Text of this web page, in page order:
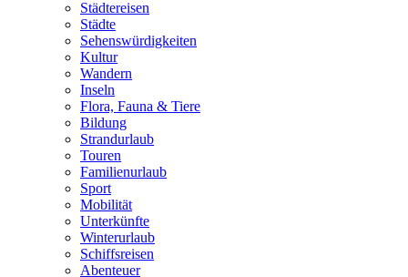
Städtereisen
Städte
Sehenswürdigkeiten
Kultur
Wandern
Inseln
Flora, Fauna & Tiere
Bildung
Strandurlaub
Touren
Familienurlaub
Sport
Mobilität
Unterkünfte
Winterurlaub
Schiffsreisen
Abenteuer